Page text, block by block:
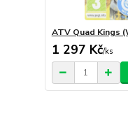
ATV Quad Kings
1 297 Kč/ks